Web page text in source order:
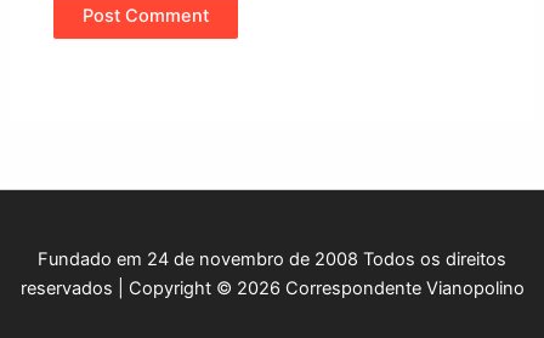
Fundado em 24 de novembro de 2008 Todos os direitos
reservados | Copyright © 2026 Correspondente Vianopolino